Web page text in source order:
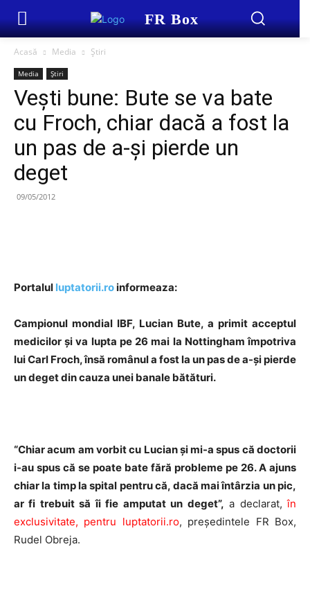
FR Box
Acasă Media Știri
Media Știri
Vești bune: Bute se va bate
cu Froch, chiar dacă a fost la
un pas de a-și pierde un
deget
09/05/2012
Portalul luptatorii.roinformeaza:
Campionul mondial IBF, Lucian Bute, a primit acceptul
medicilor și va lupta pe 26 mai la Nottingham împotriva
lui Carl Froch, însă românul a fost la un pas de a-și pierde
un deget din cauza unei banale bătături.
“Chiar acum am vorbit cu Lucian și mi-a spus că doctorii
i-au spus că se poate bate fără probleme pe 26. A ajuns
chiar la timp la spital pentru că, dacă mai întârzia un pic,
ar fi trebuit să îi fie amputat un deget”, a declarat, în
exclusivitate, pentru luptatorii.ro, președintele FR Box,
Rudel Obreja.